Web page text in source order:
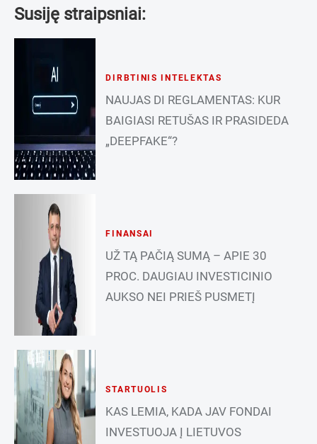
Susiję straipsniai:
DIRBTINIS INTELEKTAS
NAUJAS DI REGLAMENTAS: KUR
BAIGIASI RETUŠAS IR PRASIDEDA
„DEEPFAKE“?
FINANSAI
UŽ TĄ PAČIĄ SUMĄ – APIE 30
PROC. DAUGIAU INVESTICINIO
AUKSO NEI PRIEŠ PUSMETĮ
STARTUOLIS
KAS LEMIA, KADA JAV FONDAI
INVESTUOJA Į LIETUVOS